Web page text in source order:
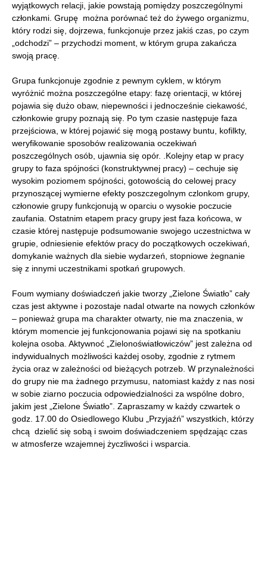
wyjątkowych relacji, jakie powstają pomiędzy poszczególnymi
członkami. Grupę można porównać też do żywego organizmu,
który rodzi się, dojrzewa, funkcjonuje przez jakiś czas, po czym
„odchodzi” – przychodzi moment, w którym grupa zakańcza
swoją pracę.
Grupa funkcjonuje zgodnie z pewnym cyklem, w którym
wyróżnić można poszczególne etapy: fazę orientacji, w której
pojawia się dużo obaw, niepewności i jednocześnie ciekawość,
członkowie grupy poznają się. Po tym czasie następuje faza
przejściowa, w której pojawić się mogą postawy buntu, kofilkty,
weryfikowanie sposobów realizowania oczekiwań
poszczególnych osób, ujawnia się opór. .Kolejny etap w pracy
grupy to faza spójności (konstruktywnej pracy) – cechuje się
wysokim poziomem spójności, gotowością do celowej pracy
przynoszącej wymierne efekty poszczegolnym czlonkom grupy,
członowie grupy funkcjonują w oparciu o wysokie poczucie
zaufania. Ostatnim etapem pracy grupy jest faza końcowa, w
czasie której następuje podsumowanie swojego uczestnictwa w
grupie, odniesienie efektów pracy do początkowych oczekiwań,
domykanie ważnych dla siebie wydarzeń, stopniowe żegnanie
się z innymi uczestnikami spotkań grupowych.
Foum wymiany doświadczeń jakie tworzy „Zielone Światło” cały
czas jest aktywne i pozostaje nadal otwarte na nowych członków
– ponieważ grupa ma charakter otwarty, nie ma znaczenia, w
którym momencie jej funkcjonowania pojawi się na spotkaniu
kolejna osoba. Aktywnoć „Zielonoświatłowiczów” jest zależna od
indywidualnych możliwości każdej osoby, zgodnie z rytmem
życia oraz w zależności od bieżących potrzeb. W przynależności
do grupy nie ma żadnego przymusu, natomiast każdy z nas nosi
w sobie ziarno poczucia odpowiedzialności za wspólne dobro,
jakim jest „Zielone Światło”. Zapraszamy w każdy czwartek o
godz. 17.00 do Osiedlowego Klubu „Przyjaźń” wszystkich, którzy
chcą dzielić się sobą i swoim doświadczeniem spędzając czas
w atmosferze wzajemnej życzliwości i wsparcia.